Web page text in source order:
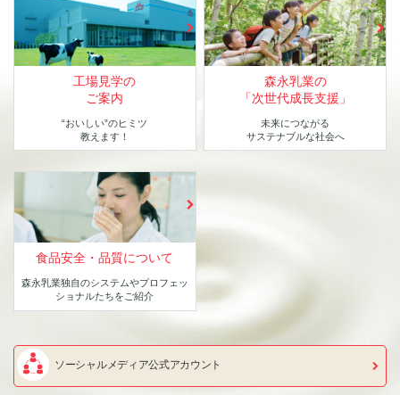
工場見学の
ご案内
“おいしい”のヒミツ
教えます！
森永乳業の
「次世代成長支援」
未来につながる
サステナブルな社会へ
食品安全・品質について
森永乳業独自のシステムやプロフェッ
ショナルたちをご紹介
ソーシャルメディア公式アカウント